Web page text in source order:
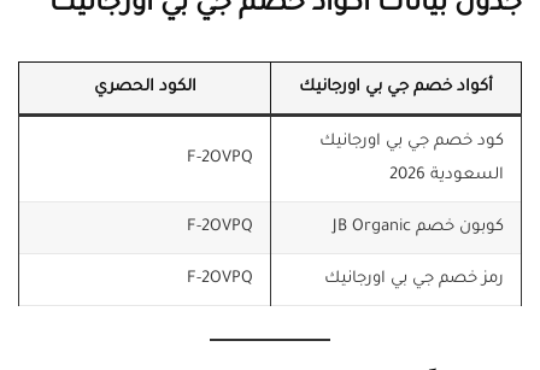
أكواد خصم جي بي اورجانيك الكود الحصري
كود خصم جي بي اورجانيك
السعودية 2026
F-2OVPQ
كوبون خصم JB Organic F-2OVPQ
رمز خصم جي بي اورجانيك F-2OVPQ